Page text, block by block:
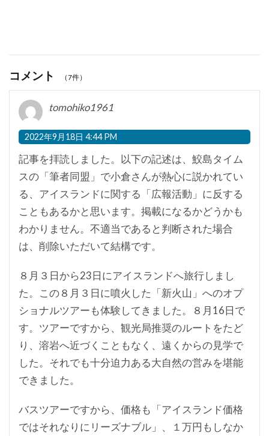
コメント （7件）
tomohiko1961
2022年9月18日 4:44 PM
記事を拝読しました。以下の記述は、鮫島タイム
スの「筆者同盟」で小倉さんが熱心に説かれてい
る、アイスランドに関する「広報活動」に反する
こともあるかと思います。掲載になるかどうかも
わかりません。不適当であると判断された場合
は、削除いただいて結構です。
８月３日から23日にアイスランドへ旅行しまし
た。この８月３日に噴火した「新火山」へのオプ
ショナルツアーも体験してきました。８月16日で
す。ツアーですから、観光局推奨のルートをたど
り、溶岩へ近づくこともなく、遠くからの見学で
した。それでも十分迫力ある大自然の営みを堪能
できました。
バスツアーですから、価格も「アイスランド価格
ではそれなりにリーズナブル」、１万円もしなか